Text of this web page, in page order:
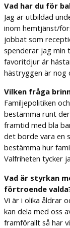
Vad har du för
Jag är utbildad
inom hemtjänst/
jobbat som
spenderar jag min
favoritdjur är
hästryggen är nog
Vilken fråga
Familjepolitiken
bestämma runt
framtid med bla
det borde vara en
bestämma hur
Valfriheten tycker
Vad är styrkan
förtroende
Vi är i olika åldrar
kan dela med oss
framförallt så har